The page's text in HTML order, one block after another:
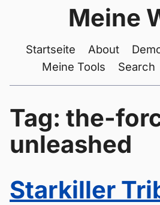
Meine
Startseite About
Meine Tools
Search
Tag: the-
unleashed
Starkiller